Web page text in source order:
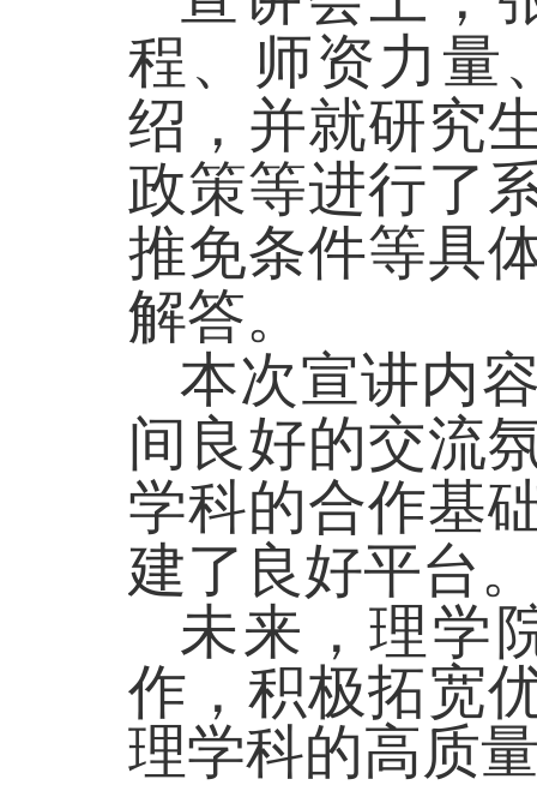
程、师资力量
绍，并就研究
政策等进行了
推免条件等具
解答。
本次宣讲内
间良好的交流
学科的合作基
建了良好平台
未来，理学
作，积极拓宽
理学科的高质